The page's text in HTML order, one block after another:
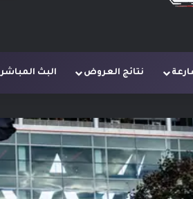
نتائج العروض البث المباشر